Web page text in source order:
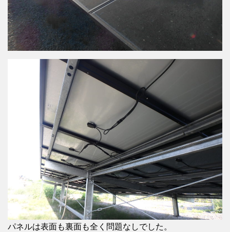
パネルは表面も裏面も全く問題なしでした。